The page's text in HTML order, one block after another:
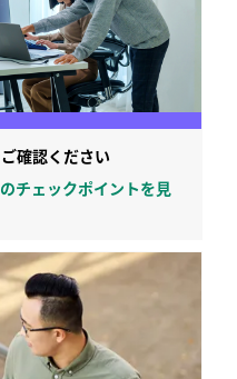
確認ください
チェックポイントを見